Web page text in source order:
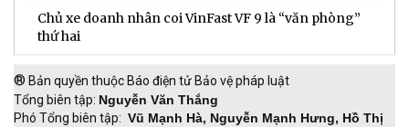
Chủ xe doanh nhân coi VinFast VF 9 là “văn phòng”
thứ hai
® Bản quyền thuộc Báo điện tử Bảo vệ pháp luật
Tổng biên tập: Nguyễn Văn Thắng
Phó Tổng biên tập: Vũ Mạnh Hà, Nguyễn Mạnh Hưng, Hồ Thị